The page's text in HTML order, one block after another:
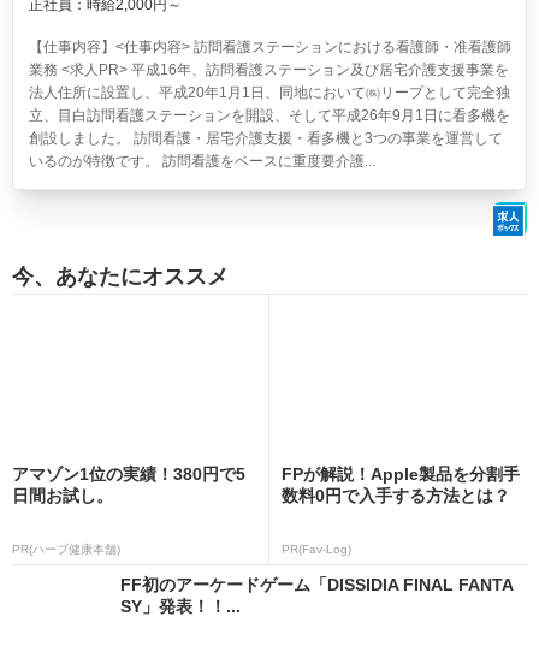
正社員：時給2,000円～
【仕事内容】<仕事内容> 訪問看護ステーションにおける看護師・准看護師
業務 <求人PR> 平成16年、訪問看護ステーション及び居宅介護支援事業を
法人住所に設置し、平成20年1月1日、同地において㈱リープとして完全独
立、目白訪問看護ステーションを開設、そして平成26年9月1日に看多機を
創設しました。 訪問看護・居宅介護支援・看多機と3つの事業を運営して
いるのが特徴です。 訪問看護をベースに重度要介護...
今、あなたにオススメ
アマゾン1位の実績！380円で5
日間お試し。
PR(ハーブ健康本舗)
FPが解説！Apple製品を分割手
数料0円で入手する方法とは？
PR(Fav-Log)
FF初のアーケードゲーム「DISSIDIA FINAL FANTA
SY」発表！！...